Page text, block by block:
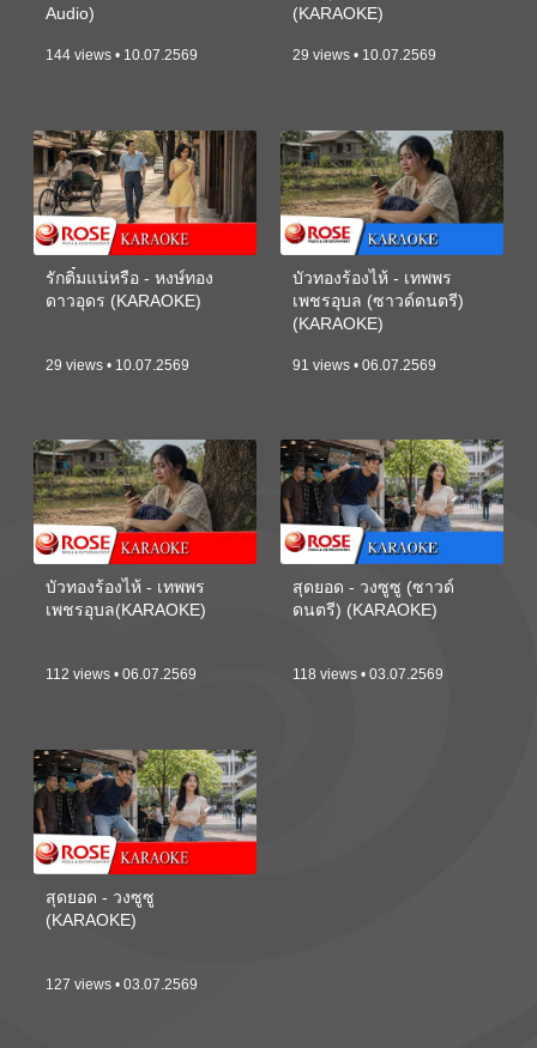
Audio)
144 views • 10.07.2569
(KARAOKE)
29 views • 10.07.2569
รักติ๋มแน่หรือ - หงษ์ทอง
ดาวอุดร (KARAOKE)
29 views • 10.07.2569
บัวทองร้องไห้ - เทพพร
เพชรอุบล (ซาวด์ดนตรี)
(KARAOKE)
91 views • 06.07.2569
บัวทองร้องไห้ - เทพพร
เพชรอุบล(KARAOKE)
112 views • 06.07.2569
สุดยอด - วงซูซู (ซาวด์
ดนตรี) (KARAOKE)
118 views • 03.07.2569
สุดยอด - วงซูซู
(KARAOKE)
127 views • 03.07.2569